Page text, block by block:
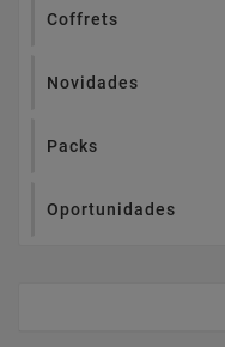
Coffrets
Novidades
Packs
Oportunidades